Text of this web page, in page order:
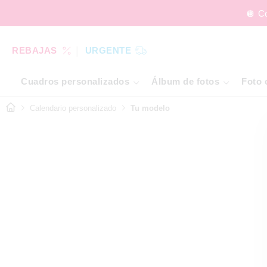
🪩
REBAJAS URGENTE
Cuadros personalizados Álbum de fotos Foto
Calendario personalizado Tu modelo